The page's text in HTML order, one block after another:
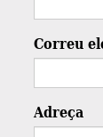
Correu
Adreça